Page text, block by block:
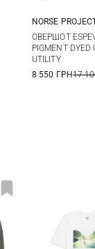
NORSE
ОВЕРШОТ
PIGMENT DYED
UTILITY
8 550 ГРН17